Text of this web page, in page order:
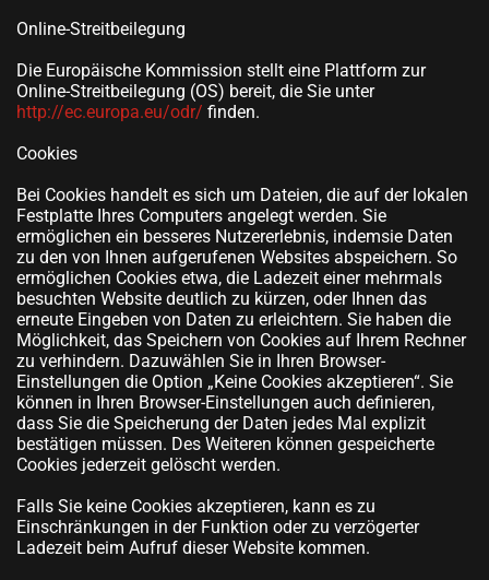
Online-Streitbeilegung
Die Europäische Kommission stellt eine Plattform zur
Online-Streitbeilegung (OS) bereit, die Sie unter
http://ec.europa.eu/odr/ finden.
Cookies
Bei Cookies handelt es sich um Dateien, die auf der lokalen
Festplatte Ihres Computers angelegt werden. Sie
ermöglichen ein besseres Nutzererlebnis, indemsie Daten
zu den von Ihnen aufgerufenen Websites abspeichern. So
ermöglichen Cookies etwa, die Ladezeit einer mehrmals
besuchten Website deutlich zu kürzen, oder Ihnen das
erneute Eingeben von Daten zu erleichtern. Sie haben die
Möglichkeit, das Speichern von Cookies auf Ihrem Rechner
zu verhindern. Dazuwählen Sie in Ihren Browser-
Einstellungen die Option „Keine Cookies akzeptieren“. Sie
können in Ihren Browser-Einstellungen auch definieren,
dass Sie die Speicherung der Daten jedes Mal explizit
bestätigen müssen. Des Weiteren können gespeicherte
Cookies jederzeit gelöscht werden.
Falls Sie keine Cookies akzeptieren, kann es zu
Einschränkungen in der Funktion oder zu verzögerter
Ladezeit beim Aufruf dieser Website kommen.